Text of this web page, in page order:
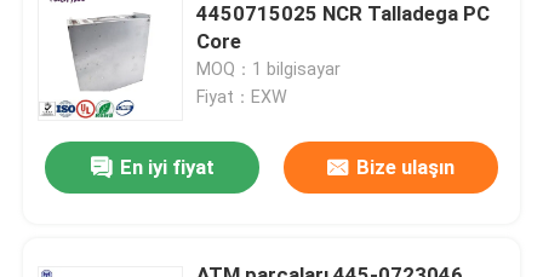
4450715025 NCR Talladega PC
Core
MOQ：1 bilgisayar
Fiyat：EXW
En iyi fiyat Bize ulaşın